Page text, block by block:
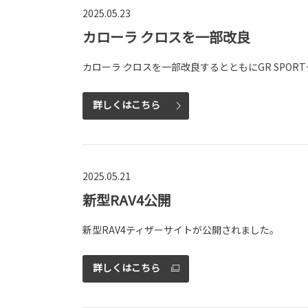
2025.05.23
カローラ クロスを一部改良
カローラ クロスを一部改良するとともにGR
詳しくはこちら
2025.05.21
新型RAV4公開
新型RAV4ティザーサイトが公開されました。
詳しくはこちら